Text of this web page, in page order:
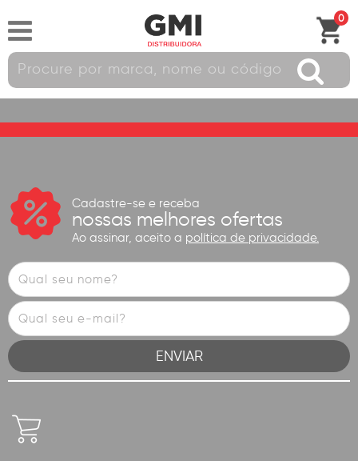
0
Cadastre-se e receba
nossas melhores ofertas
Ao assinar, aceito a política de privacidade.